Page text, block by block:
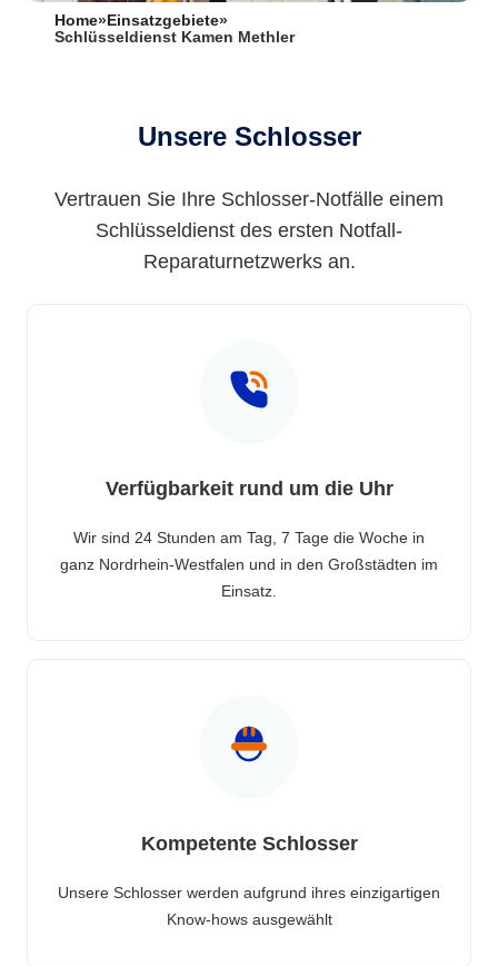
Home» Einsatzgebiete»
Schlüsseldienst Kamen Methler
Unsere Schlosser
Vertrauen Sie Ihre Schlosser-Notfälle einem
Schlüsseldienst des ersten Notfall-
Reparaturnetzwerks an.
Verfügbarkeit rund um die Uhr
Wir sind 24 Stunden am Tag, 7 Tage die Woche in
ganz Nordrhein-Westfalen und in den Großstädten im
Einsatz.
Kompetente Schlosser
Unsere Schlosser werden aufgrund ihres einzigartigen
Know-hows ausgewählt